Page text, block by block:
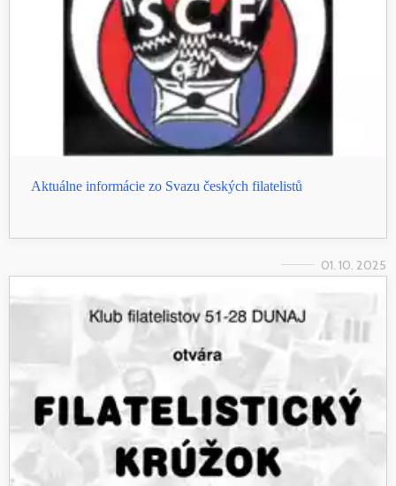
Aktuálne informácie zo Svazu českých filatelistů
01. 10. 2025